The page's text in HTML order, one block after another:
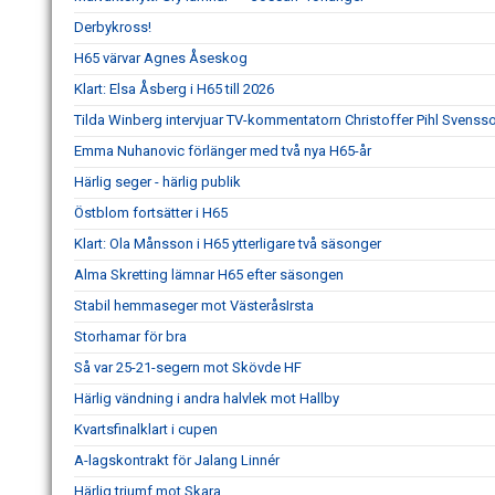
Derbykross!
H65 värvar Agnes Åseskog
Klart: Elsa Åsberg i H65 till 2026
Tilda Winberg intervjuar TV-kommentatorn Christoffer Pihl
Emma Nuhanovic förlänger med två nya H65-år
Härlig seger - härlig publik
Östblom fortsätter i H65
Klart: Ola Månsson i H65 ytterligare två säsonger
Alma Skretting lämnar H65 efter säsongen
Stabil hemmaseger mot VästeråsIrsta
Storhamar för bra
Så var 25-21-segern mot Skövde HF
Härlig vändning i andra halvlek mot Hallby
Kvartsfinalklart i cupen
A-lagskontrakt för Jalang Linnér
Härlig triumf mot Skara